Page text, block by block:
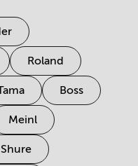
Roland
Boss
Meinl
Shure